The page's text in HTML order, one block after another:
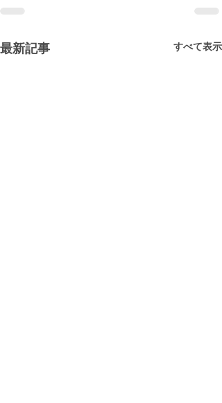
最新記事 すべて表示